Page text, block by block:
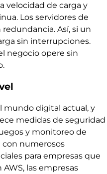
velocidad de carga y
Los servidores de
Así, si un
sin interrupciones.
negocio opere sin
mundo digital actual, y
medidas de seguridad
y monitoreo de
con numerosos
para empresas que
las empresas